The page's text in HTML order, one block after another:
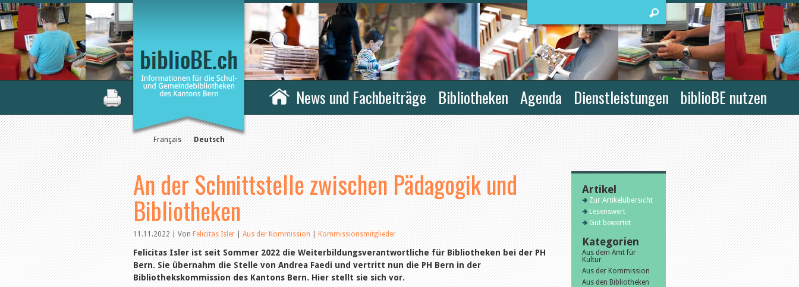
Français Deutsch
News und Fachbeiträge Bibliotheken Agenda Dienstleistungen biblioBE nutzen
An der Schnittstelle zwischen Pädagogik und
Bibliotheken
11.11.2022 | VonFelicitas Isler|Aus der Kommission|Kommissionsmitglieder
Felicitas Isler ist seit Sommer 2022 die Weiterbildungsverantwortliche für Bibliotheken bei der PH
Bern. Sie übernahm die Stelle von Andrea Faedi und vertritt nun die PH Bern in der
Bibliothekskommission des Kantons Bern. Hier stellt sie sich vor.
Artikel
Zur Artikelübersicht
Lesenswert
Gut bewertet
Kategorien
Aus dem Amt für
Kultur
Aus der Kommission
Aus den Bibliotheken